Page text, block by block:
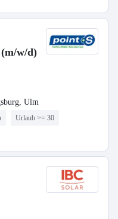
w/d)
Ulm
Urlaub >= 30